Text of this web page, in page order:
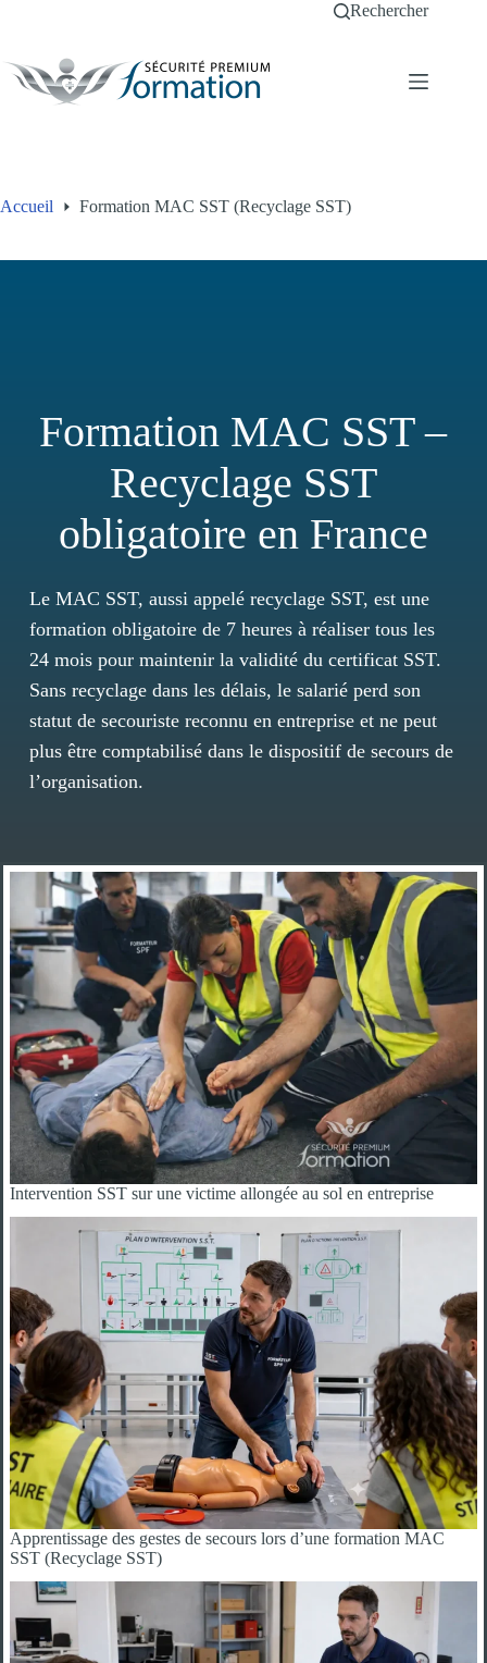
Rechercher
Accueil Formation MAC SST (Recyclage SST)
Formation MAC SST –
Recyclage SST
obligatoire en France
Le MAC SST, aussi appelé recyclage SST, est une
formation obligatoire de 7 heures à réaliser tous les
24 mois pour maintenir la validité du certificat SST.
Sans recyclage dans les délais, le salarié perd son
statut de secouriste reconnu en entreprise et ne peut
plus être comptabilisé dans le dispositif de secours de
l’organisation.
Intervention SST sur une victime allongée au sol en entreprise
Apprentissage des gestes de secours lors d’une formation MAC
SST (Recyclage SST)